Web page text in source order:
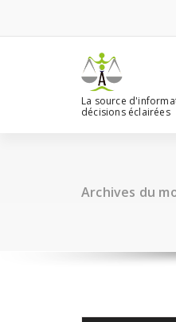
contenu
La source
décisions éclairées
Archives du